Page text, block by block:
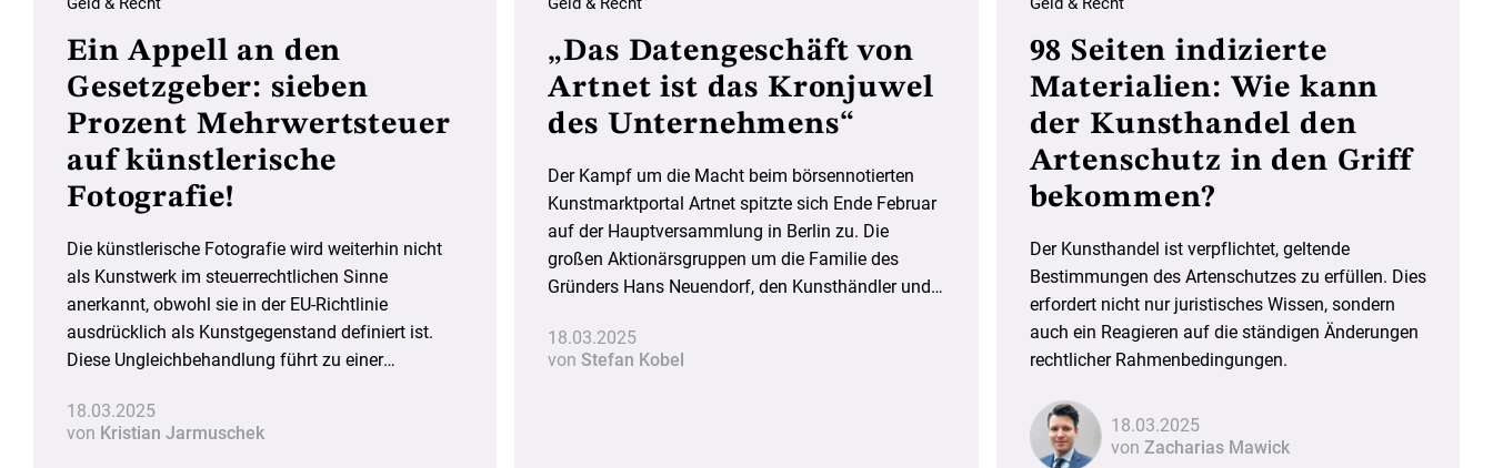
Ein Appell an den
Gesetzgeber: sieben
Prozent Mehrwertsteuer
auf künstlerische
Fotografie!
Die künstlerische Fotografie wird weiterhin nicht
als Kunstwerk im steuerrechtlichen Sinne
anerkannt, obwohl sie in der EU-Richtlinie
ausdrücklich als Kunstgegenstand definiert ist.
Diese Ungleichbehandlung führt zu einer
Anpassung der deutschen Steuerregelung.
18.03.2025
von Kristian Jarmuschek
„Das Datengeschäft von
Artnet ist das Kronjuwel
des Unternehmens“
Der Kampf um die Macht beim börsennotierten
Kunstmarktportal Artnet spitzte sich Ende Februar
auf der Hauptversammlung in Berlin zu. Die
großen Aktionärsgruppen um die Familie des
Gründers Hans Neuendorf, den Kunsthändler und
ebenfalls börsennotierten Weng Fine Art AG und
den Investor Andrew E. Wolff lagen im Patt. Da trat
18.03.2025
von Stefan Kobel
98 Seiten indizierte
Materialien: Wie kann
der Kunsthandel den
Artenschutz in den Griff
bekommen?
Der Kunsthandel ist verpflichtet, geltende
Bestimmungen des Artenschutzes zu erfüllen. Dies
erfordert nicht nur juristisches Wissen, sondern
auch ein Reagieren auf die ständigen Änderungen
rechtlicher Rahmenbedingungen.
18.03.2025
von Zacharias Mawick